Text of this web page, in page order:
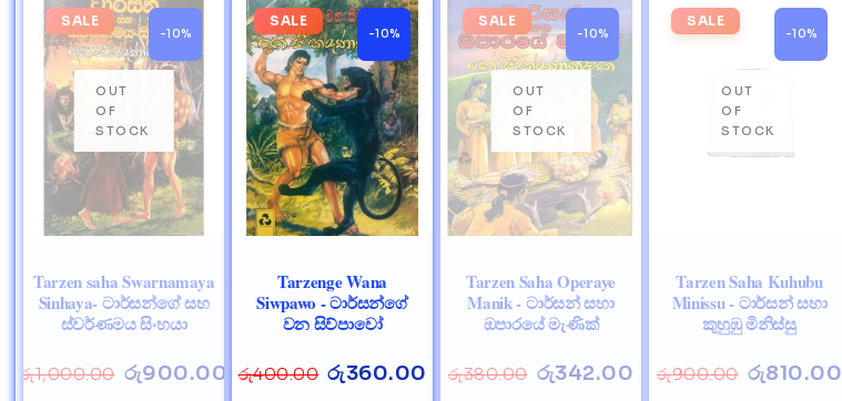
SALE
-10%
Tarzen saha Swarnamaya
Sinhaya- ටාර්සන්ගේ සහ
ස්වර්ණමය සිංහයා
රු1,000.00 රු900.00
SALE
-10%
Tarzenge Wana
Siwpawo - ටාර්සන්ගේ
වන සිව්පාවෝ
රු400.00 රු360.00
SALE
-10%
Tarzen Saha Operaye
Manik - ටාර්සන් සහා
ඔපාරයේ මැණික්
රු380.00 රු342.00
SALE
-10%
Tarzen Saha Kuhubu
Minissu - ටාර්සන් සහා
කුහුඹු මිනිස්සු
රු900.00 රු810.00